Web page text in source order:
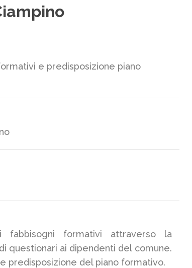
e predisposizione piano
fabbisogni formativi attraverso la
questionari ai dipendenti del comune.
predisposizione del piano formativo.